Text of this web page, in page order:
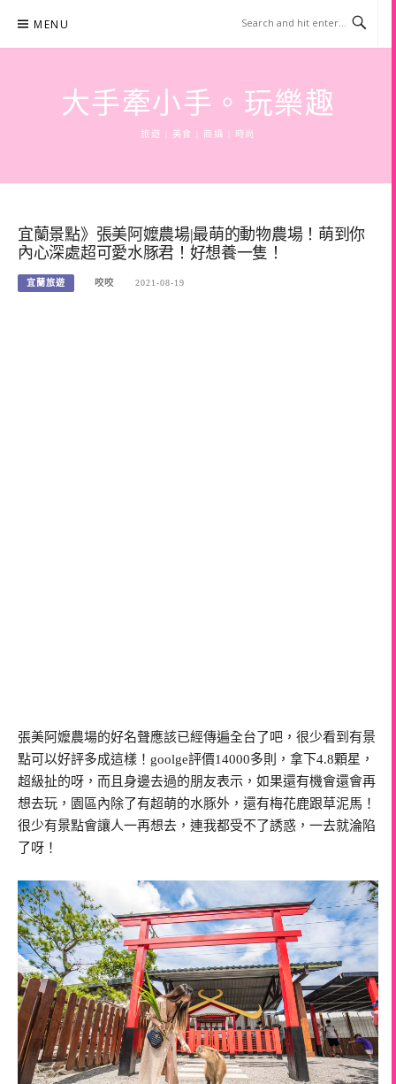
content
MENU
大手牽小手。玩樂趣
旅遊 | 美食 | 商攝 | 時尚
宜蘭景點》張美阿嬤農場|最萌的動物農場！萌到你
內心深處超可愛水豚君！好想養一隻！
宜蘭旅遊 咬咬 2021-08-19
張美阿嬤農場的好名聲應該已經傳遍全台了吧，很少看到有景
點可以好評多成這樣！goolge評價14000多則，拿下4.8顆星，
超級扯的呀，而且身邊去過的朋友表示，如果還有機會還會再
想去玩，園區內除了有超萌的水豚外，還有梅花鹿跟草泥馬！
很少有景點會讓人一再想去，連我都受不了誘惑，一去就淪陷
了呀！